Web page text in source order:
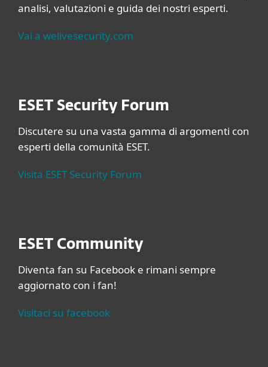
analisi, valutazioni e guida dei nostri esperti.
Vai a welivesecurity.com
ESET Security Forum
Discutere su una vasta gamma di argomenti con
esperti della comunità ESET.
Visita ESET Security Forum
ESET Community
Diventa fan su Facebook e rimani sempre
aggiornato con i fan!
Visitaci su facebook